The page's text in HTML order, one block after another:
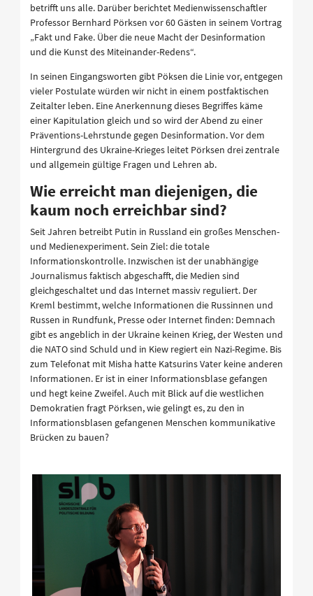
betrifft uns alle. Darüber berichtet Medienwissenschaftler
Professor Bernhard Pörksen vor 60 Gästen in seinem Vortrag
„Fakt und Fake. Über die neue Macht der Desinformation
und die Kunst des Miteinander-Redens“.
In seinen Eingangsworten gibt Pöksen die Linie vor, entgegen
vieler Postulate würden wir nicht in einem postfaktischen
Zeitalter leben. Eine Anerkennung dieses Begriffes käme
einer Kapitulation gleich und so wird der Abend zu einer
Präventions-Lehrstunde gegen Desinformation. Vor dem
Hintergrund des Ukraine-Krieges leitet Pörksen drei zentrale
und allgemein gültige Fragen und Lehren ab.
Wie erreicht man diejenigen, die
kaum noch erreichbar sind?
Seit Jahren betreibt Putin in Russland ein großes Menschen-
und Medienexperiment. Sein Ziel: die totale
Informationskontrolle. Inzwischen ist der unabhängige
Journalismus faktisch abgeschafft, die Medien sind
gleichgeschaltet und das Internet massiv reguliert. Der
Kreml bestimmt, welche Informationen die Russinnen und
Russen in Rundfunk, Presse oder Internet finden: Demnach
gibt es angeblich in der Ukraine keinen Krieg, der Westen und
die NATO sind Schuld und in Kiew regiert ein Nazi-Regime. Bis
zum Telefonat mit Misha hatte Katsurins Vater keine anderen
Informationen. Er ist in einer Informationsblase gefangen
und hegt keine Zweifel. Auch mit Blick auf die westlichen
Demokratien fragt Pörksen, wie gelingt es, zu den in
Informationsblasen gefangenen Menschen kommunikative
Brücken zu bauen?